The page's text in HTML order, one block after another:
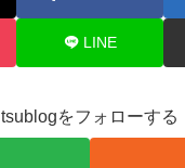
LINE
tsublogをフォローする